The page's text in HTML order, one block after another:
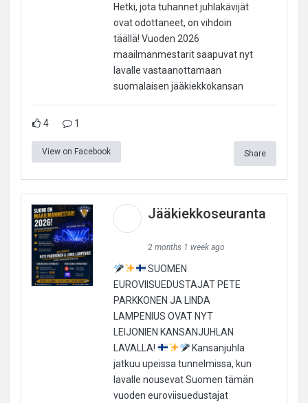
Hetki, jota tuhannet juhlakävijät
ovat odottaneet, on vihdoin
täällä! Vuoden 2026
maailmanmestarit saapuvat nyt
lavalle vastaanottamaan
suomalaisen jääkiekkokansan
4 1
View on Facebook Share
Jääkiekkoseuranta
2 months 1 week ago
SUOMEN
EUROVIISUEDUSTAJAT PETE
PARKKONEN JA LINDA
LAMPENIUS OVAT NYT
LEIJONIEN KANSANJUHLAN
LAVALLA!
Kansanjuhla
jatkuu upeissa tunnelmissa, kun
lavalle nousevat Suomen tämän
vuoden euroviisuedustajat